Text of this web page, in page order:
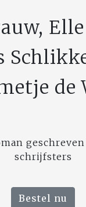
de
schrijfsters
Bestel nu